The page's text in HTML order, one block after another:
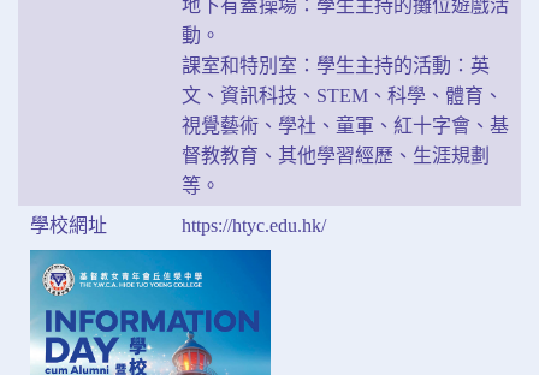
地下有蓋操場：學⽣主持的攤位遊戲活
動。
課室和特別室：學⽣主持的活動：英
⽂、資訊科技、STEM、科學、體育、
視覺藝術、學社、童軍、紅⼗字會、基
督教教育、其他學習經歷、⽣涯規劃
等。
學校網址
https://htyc.edu.hk/